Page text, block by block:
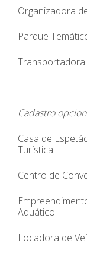
Organizadora
Parque
Transportadora
Cadastro
Casa de
Turística
Centro de
Aquático
Locadora de